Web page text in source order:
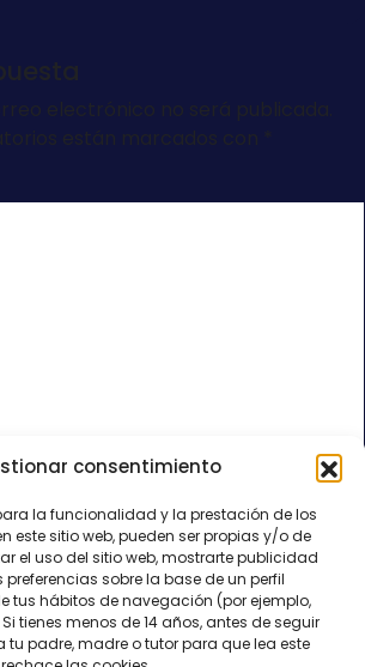
consentimiento
la funcionalidad y la prestación de los
este sitio web, pueden ser propias y/o de
el uso del sitio web, mostrarte publicidad
sobre la base de un perfil
tus hábitos de navegación (por ejemplo,
tienes menos de 14 años, antes de seguir
padre, madre o tutor para que lea este
*